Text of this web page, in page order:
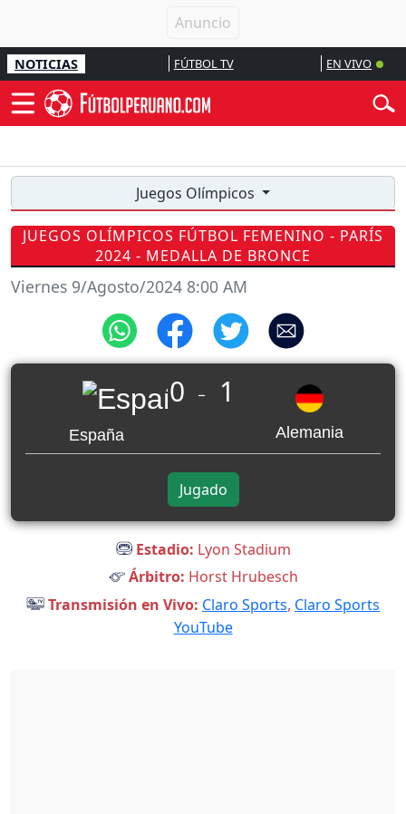
NOTICIAS FÚTBOL TV EN VIVO
Juegos Olímpicos
JUEGOS OLÍMPICOS FÚTBOL FEMENINO - PARÍS
2024 - MEDALLA DE BRONCE
Viernes 9/Agosto/2024 8:00 AM
España
0 _ 1
Alemania
Jugado
Estadio: Lyon Stadium
Árbitro: Horst Hrubesch
Transmisión en Vivo: Claro Sports, Claro Sports
YouTube